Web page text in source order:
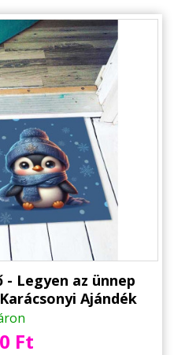
Legyen az ünnep
Ajándék
Ft